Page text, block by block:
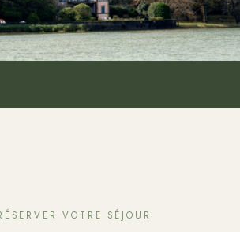
VOTRE SÉJOUR